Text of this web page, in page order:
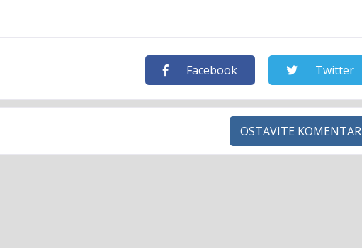
Facebook Twitter
OSTAVITE KOMENTAR